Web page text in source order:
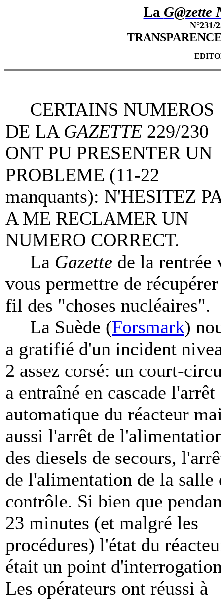
La G@zette
N°231/
CERTAINS NUMEROS
DE LA GAZETTE 229/230
ONT PU PRESENTER UN
PROBLEME (11-22
manquants): N'HESITEZ
A ME RECLAMER UN
NUMERO CORRECT.
La Gazette de la rentrée
vous permettre de
fil des "choses nucléaires".
La Suède (Forsmark)
a gratifié d'un incident
2 assez corsé: un court-
a entraîné en cascade l'arrêt
automatique du réacteur
aussi l'arrêt de
des diesels de secours,
de l'alimentation de la salle
contrôle. Si bien que
23 minutes (et malgré les
procédures) l'état du
était un point
Les opérateurs ont réussi à